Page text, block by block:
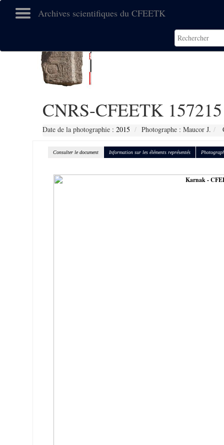
Archives scientifiques du CFEETK
CNRS-CFEETK 157215
Date de la photographie : 2015 Photographe : Maucor J.
Consulter le document Information sur les éléments représentés